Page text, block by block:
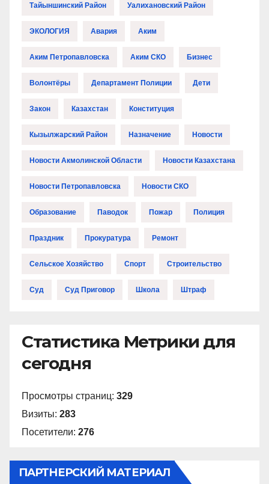
Тайыншинский Район Уалихановский Район
ЭКОЛОГИЯ Авария Аким
Аким Петропавловска Аким СКО Бизнес
Волонтёры Департамент Полиции Дети
Закон Казахстан Конституция
Кызылжарский Район Назначение Новости
Новости Акмолинской Области Новости Казахстана
Новости Петропавловска Новости СКО
Образование Паводок Пожар Полиция
Праздник Прокуратура Ремонт
Сельское Хозяйство Спорт Строительство
Суд Суд Приговор Школа Штраф
Статистика Метрики для
сегодня
Просмотры страниц: 329
Визиты: 283
Посетители: 276
ПАРТНЕРСКИЙ МАТЕРИАЛ